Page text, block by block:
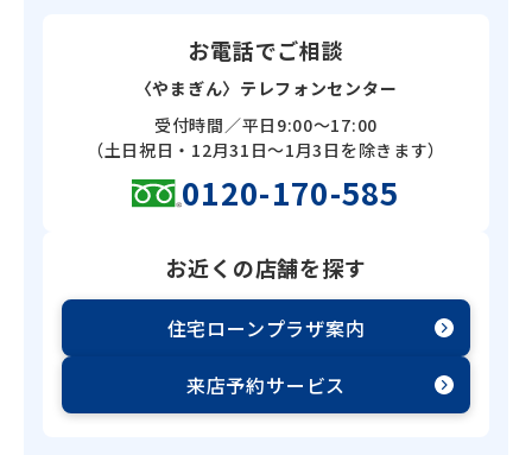
お電話でご相談
〈やまぎん〉テレフォンセンター
受付時間／平日9:00～17:00
（土日祝日・12月31日～1月3日を除きます）
0120-170-585
お近くの店舗を探す
住宅ローンプラザ案内
来店予約サービス